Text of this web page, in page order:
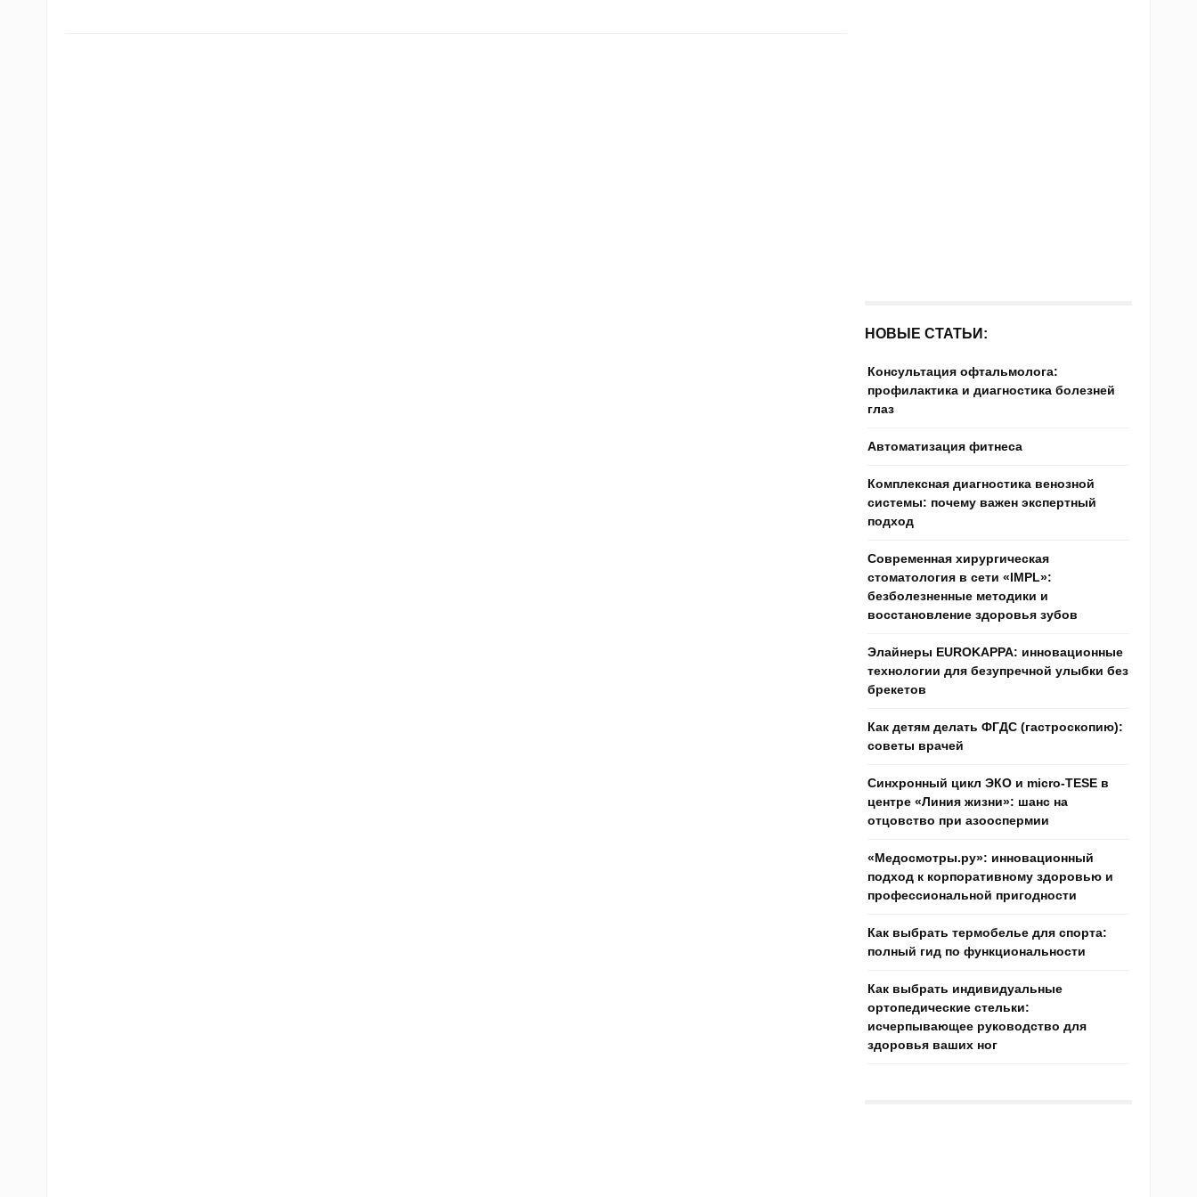
НОВЫЕ СТАТЬИ:
Консультация офтальмолога:
профилактика и диагностика болезней
глаз
Автоматизация фитнеса
Комплексная диагностика венозной
системы: почему важен экспертный
подход
Современная хирургическая
стоматология в сети «IMPL»:
безболезненные методики и
восстановление здоровья зубов
Элайнеры EUROKAPPA: инновационные
технологии для безупречной улыбки без
брекетов
Как детям делать ФГДС (гастроскопию):
советы врачей
Синхронный цикл ЭКО и micro-TESE в
центре «Линия жизни»: шанс на
отцовство при азооспермии
«Медосмотры.ру»: инновационный
подход к корпоративному здоровью и
профессиональной пригодности
Как выбрать термобелье для спорта:
полный гид по функциональности
Как выбрать индивидуальные
ортопедические стельки:
исчерпывающее руководство для
здоровья ваших ног